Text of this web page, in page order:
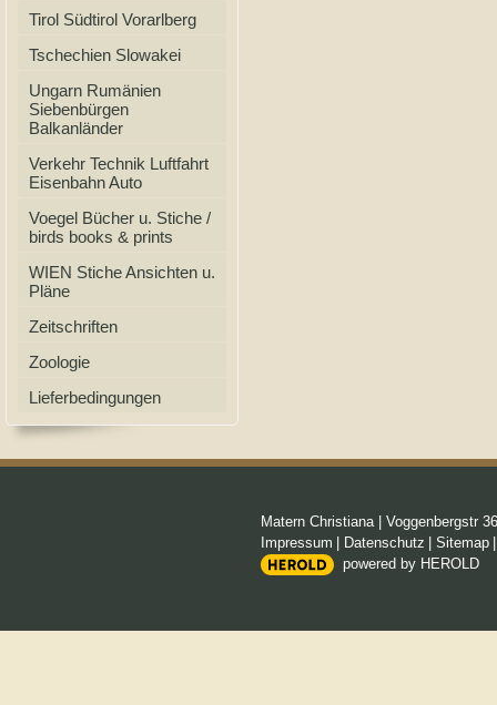
Tirol Südtirol Vorarlberg
Tschechien Slowakei
Ungarn Rumänien
Siebenbürgen
Balkanländer
Verkehr Technik Luftfahrt
Eisenbahn Auto
Voegel Bücher u. Stiche /
birds books & prints
WIEN Stiche Ansichten u.
Pläne
Zeitschriften
Zoologie
Lieferbedingungen
Matern Christiana| Voggenbergstr 36
Impressum
Datenschutz Sitemap
powered by HEROLD